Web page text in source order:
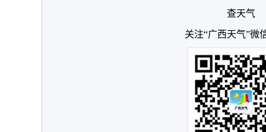
查天气
关注“广西天气”微